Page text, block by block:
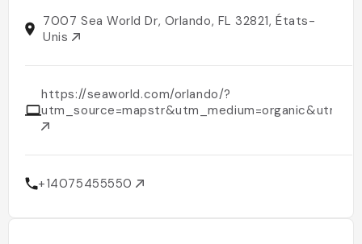
7007 Sea World Dr, Orlando, FL 32821, États-
Unis
https://seaworld.com/orlando/?
+14075455550